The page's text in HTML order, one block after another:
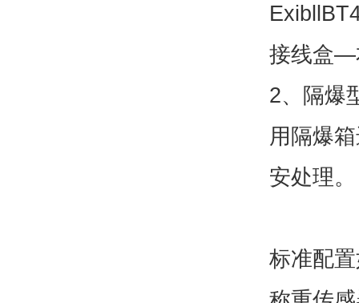
接线盒—
2、隔爆
用隔爆
安处理。
标准配